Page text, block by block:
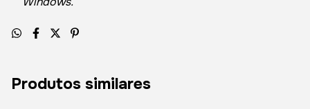
Produtos similares